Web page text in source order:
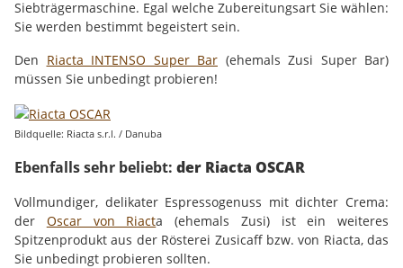
Siebträgermaschine. Egal welche Zubereitungsart Sie wählen:
Sie werden bestimmt begeistert sein.
Den Riacta INTENSO Super Bar (ehemals Zusi Super Bar)
müssen Sie unbedingt probieren!
Bildquelle: Riacta s.r.l. / Danuba
Ebenfalls sehr beliebt: der Riacta OSCAR
Vollmundiger, delikater Espressogenuss mit dichter Crema:
der Oscar von Riacta (ehemals Zusi) ist ein weiteres
Spitzenprodukt aus der Rösterei Zusicaff bzw. von Riacta, das
Sie unbedingt probieren sollten.